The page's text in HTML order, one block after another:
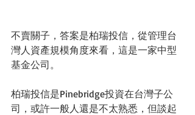
不賣關子，答案是柏瑞投信，從管理台
灣人資產規模角度來看，這是一家中型
基金公司。
柏瑞投信是Pinebridge投資在台灣子公
司，或許一般人還是不太熟悉，但談起